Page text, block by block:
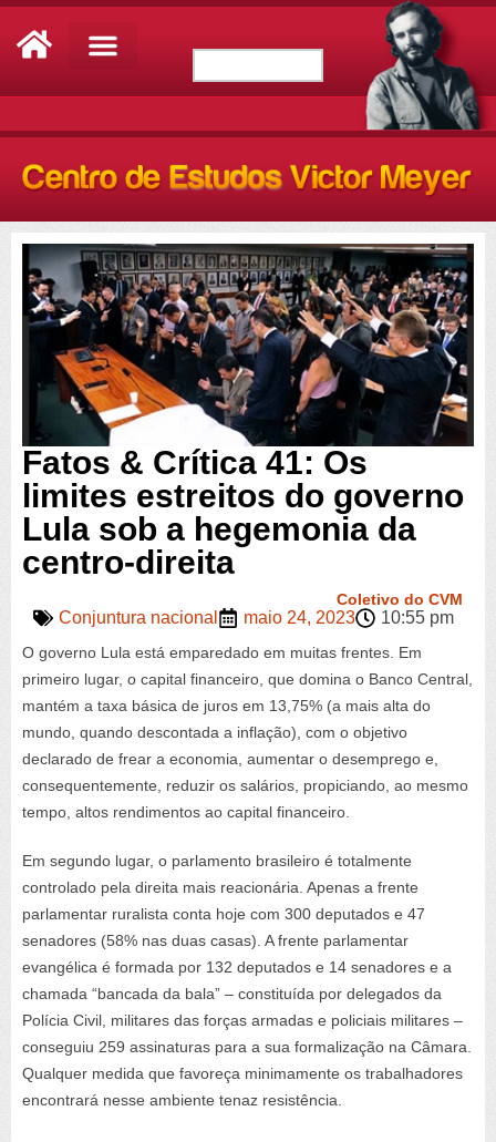
Fatos & Crítica 41: Os
limites estreitos do governo
Lula sob a hegemonia da
centro-direita
Coletivo do CVM
Conjuntura nacional maio 24, 2023 10:55 pm
O governo Lula está emparedado em muitas frentes. Em
primeiro lugar, o capital financeiro, que domina o Banco Central,
mantém a taxa básica de juros em 13,75% (a mais alta do
mundo, quando descontada a inflação), com o objetivo
declarado de frear a economia, aumentar o desemprego e,
consequentemente, reduzir os salários, propiciando, ao mesmo
tempo, altos rendimentos ao capital financeiro.
Em segundo lugar, o parlamento brasileiro é totalmente
controlado pela direita mais reacionária. Apenas a frente
parlamentar ruralista conta hoje com 300 deputados e 47
senadores (58% nas duas casas). A frente parlamentar
evangélica é formada por 132 deputados e 14 senadores e a
chamada “bancada da bala” – constituída por delegados da
Polícia Civil, militares das forças armadas e policiais militares –
conseguiu 259 assinaturas para a sua formalização na Câmara.
Qualquer medida que favoreça minimamente os trabalhadores
encontrará nesse ambiente tenaz resistência.